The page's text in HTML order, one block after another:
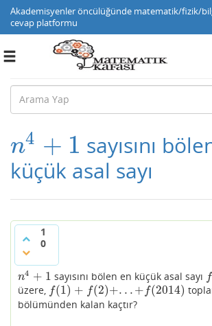
Akademisyenler öncülüğünde matematik/fizik/
cevap platformu
Toggle
n4 + 1
n4 +1
sayısını
küçük asal sayı
1
0
n4 + 1
n4 +1 sayısını bölen en küçük asal sayı f
f(
üzere, f(1) + f(2)+. . .+ f(2014)
f(1)+f 2) ...+f(2014 )
bölümünden kalan kaçtır?